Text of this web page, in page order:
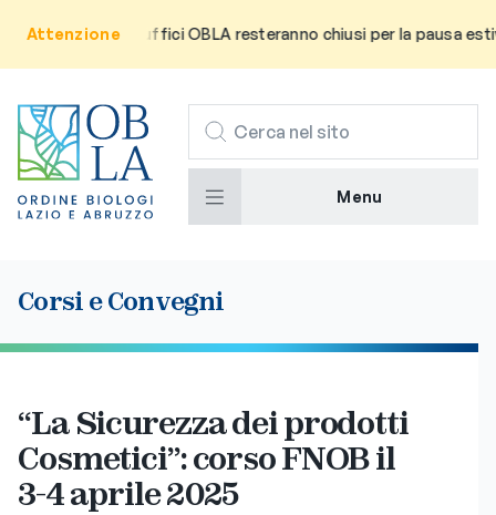
Attenzione
che gli uffici OBLA resteranno chiusi per la pausa estiva
CERCA
Menu
Corsi e Convegni
“La Sicurezza dei prodotti
Cosmetici”: corso FNOB il
3-4 aprile 2025